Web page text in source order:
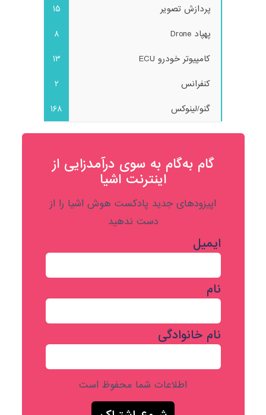
پردازش تصویر
15
پهپاد Drone
8
کامپیوتر خودرو ECU
13
کنفرانس
2
گنو/لینوکس
168
گام به‌گام به‌ سوی درآمدزایی از
اینترنت اشیا
اپیزودهای جدید پادکست هوش اشیا را از
دست ندهید
ایمیل
نام
نام خانوادگی
اطلاعات شما محفوظ است